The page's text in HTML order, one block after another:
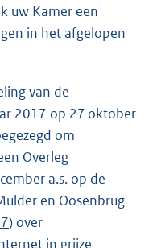
uw Kamer een
in het afgelopen
van de
2017 op 27 oktober
om
Overleg
a.s. op de
en Oosenbrug
) over
in grijze